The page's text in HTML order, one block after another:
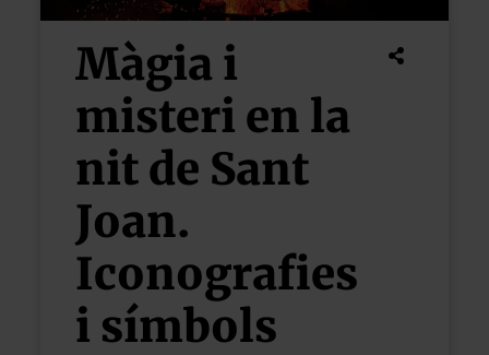
Màgia i
misteri en la
nit de Sant
Joan.
Iconografies
i símbols